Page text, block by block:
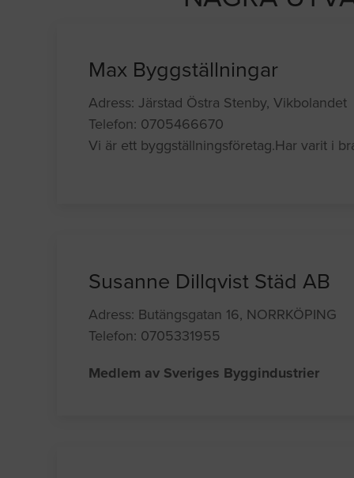
Max Byggställningar
Adress: Järstad Östra Stenby, Vikbolandet
Telefon: 0705466670
Vi är ett byggställningsföretag.Har varit i
Susanne Dillqvist Städ AB
Adress: Butängsgatan 16, NORRKÖPING
Telefon: 0705331955
Medlem av Sveriges Byggindustrier